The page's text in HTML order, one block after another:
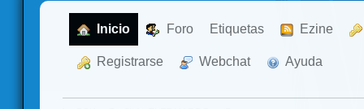
Inicio Foro Etiquetas Ezine
Registrarse Webchat Ayuda